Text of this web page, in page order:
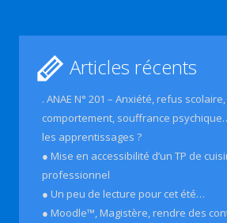
Articles récents
. ANAE N° 201 – Anxiété, refus
comportement, souffrance
les apprentissages ?
● Mise en accessibilité d’un TP de
professionnel
● Un peu de lecture pour cet été…
● Moodle™, Magistère, rendre des